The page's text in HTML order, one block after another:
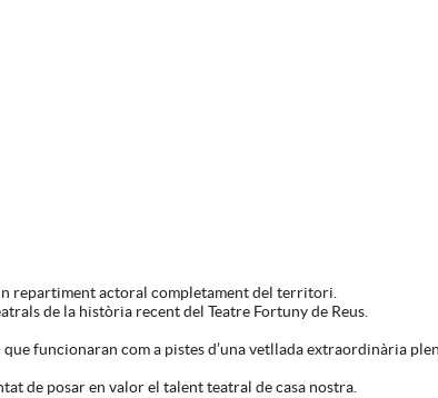
repartiment actoral completament del territori.
de la història recent del Teatre Fortuny de Reus.
funcionaran com a pistes d’una vetllada extraordinària
de posar en valor el talent teatral de casa nostra.